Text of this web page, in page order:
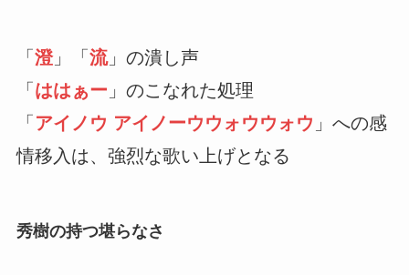
「 澄」「 流」の潰し声
「 ははぁー 」のこなれた処理
「 アイノウ アイノーウウォウウォウ 」への感
情移入は、強烈な歌い上げとなる
秀樹の持つ堪らなさ